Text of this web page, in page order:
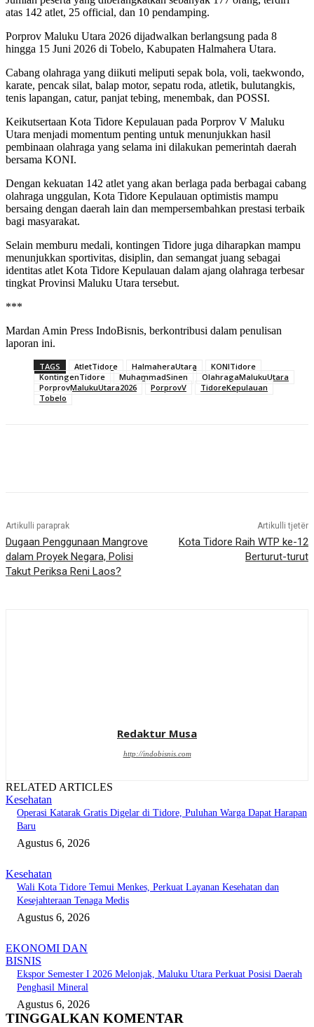
atas 142 atlet, 25 official, dan 10 pendamping.
Porprov Maluku Utara 2026 dijadwalkan berlangsung pada 8
hingga 15 Juni 2026 di Tobelo, Kabupaten Halmahera Utara.
Cabang olahraga yang diikuti meliputi sepak bola, voli, taekwondo,
karate, pencak silat, balap motor, sepatu roda, atletik, bulutangkis,
tenis lapangan, catur, panjat tebing, menembak, dan POSSI.
Keikutsertaan Kota Tidore Kepulauan pada Porprov V Maluku
Utara menjadi momentum penting untuk menunjukkan hasil
pembinaan olahraga yang selama ini dilakukan pemerintah daerah
bersama KONI.
Dengan kekuatan 142 atlet yang akan berlaga pada berbagai cabang
olahraga unggulan, Kota Tidore Kepulauan optimistis mampu
bersaing dengan daerah lain dan mempersembahkan prestasi terbaik
bagi masyarakat.
Selain memburu medali, kontingen Tidore juga diharapkan mampu
menunjukkan sportivitas, disiplin, dan semangat juang sebagai
identitas atlet Kota Tidore Kepulauan dalam ajang olahraga terbesar
tingkat Provinsi Maluku Utara tersebut.
***
Mardan Amin Press IndoBisnis, berkontribusi dalam penulisan
laporan ini.
TAGS AtletTidore HalmaheraUtara
KONITidore
KontingenTidore
MuhammadSinen
OlahragaMalukuUtara
PorprovMalukuUtara2026
PorprovV
TidoreKepulauan
Tobelo
Artikulli paraprak
Dugaan Penggunaan Mangrove
dalam Proyek Negara, Polisi
Takut Periksa Reni Laos?
Artikulli tjetër
Kota Tidore Raih WTP ke-12
Berturut-turut
Redaktur Musa
http://indobisnis.com
RELATED ARTICLES
Kesehatan
Operasi Katarak Gratis Digelar di Tidore, Puluhan Warga Dapat Harapan
Baru
Agustus 6, 2026
Kesehatan
Wali Kota Tidore Temui Menkes, Perkuat Layanan Kesehatan dan
Kesejahteraan Tenaga Medis
Agustus 6, 2026
EKONOMI DAN
BISNIS
Ekspor Semester I 2026 Melonjak, Maluku Utara Perkuat Posisi Daerah
Penghasil Mineral
Agustus 6, 2026
TINGGALKAN KOMENTAR